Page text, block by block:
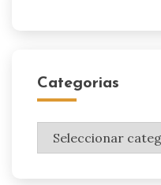
Categorias
Categorias